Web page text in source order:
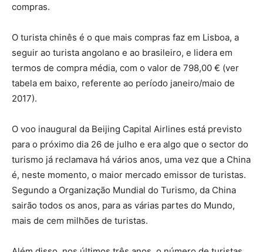
compras.
O turista chinês é o que mais compras faz em Lisboa, a
seguir ao turista angolano e ao brasileiro, e lidera em
termos de compra média, com o valor de 798,00 € (ver
tabela em baixo, referente ao período janeiro/maio de
2017).
O voo inaugural da Beijing Capital Airlines está previsto
para o próximo dia 26 de julho e era algo que o sector do
turismo já reclamava há vários anos, uma vez que a China
é, neste momento, o maior mercado emissor de turistas.
Segundo a Organização Mundial do Turismo, da China
sairão todos os anos, para as várias partes do Mundo,
mais de cem milhões de turistas.